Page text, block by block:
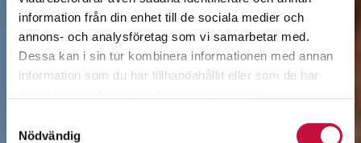
information från din enhet till de sociala medier och
annons- och analysföretag som vi samarbetar med.
Dessa kan i sin tur kombinera informationen med annan
information som du har tillhandahållit eller som de har
Nödvändig